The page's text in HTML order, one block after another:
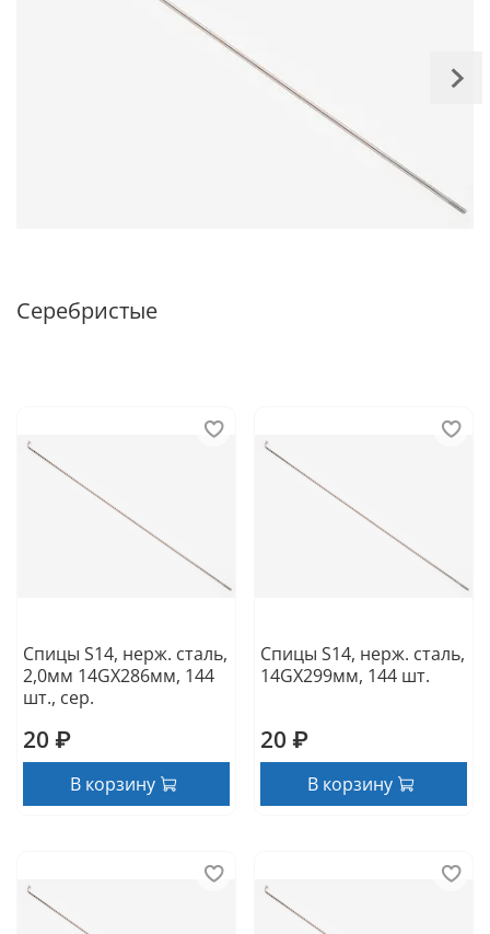
Серебристые
Спицы S14, нерж. сталь,
2,0мм 14GX286мм, 144
шт., сер.
20 ₽
В корзину
Спицы S14, нерж. сталь,
14GX299мм, 144 шт.
20 ₽
В корзину